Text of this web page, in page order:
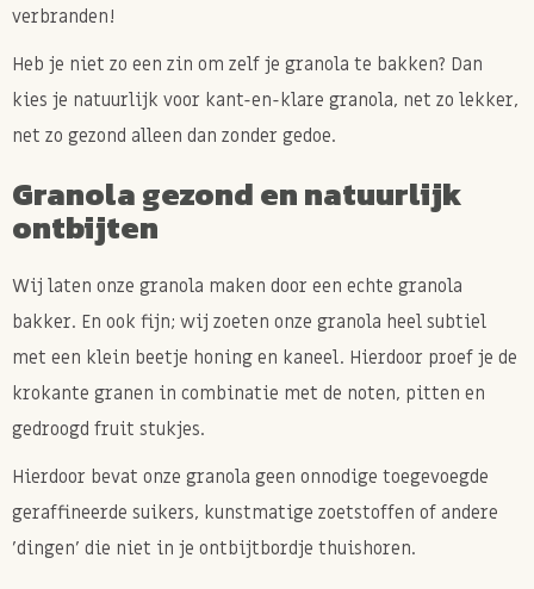
verbranden!
Heb je niet zo een zin om zelf je granola te bakken? Dan
kies je natuurlijk voor kant-en-klare granola, net zo lekker,
net zo gezond alleen dan zonder gedoe.
Granola gezond en natuurlijk
ontbijten
Wij laten onze granola maken door een echte granola
bakker. En ook fijn; wij zoeten onze granola heel subtiel
met een klein beetje honing en kaneel. Hierdoor proef je de
krokante granen in combinatie met de noten, pitten en
gedroogd fruit stukjes.
Hierdoor bevat onze granola geen onnodige toegevoegde
geraffineerde suikers, kunstmatige zoetstoffen of andere
'dingen' die niet in je ontbijtbordje thuishoren.